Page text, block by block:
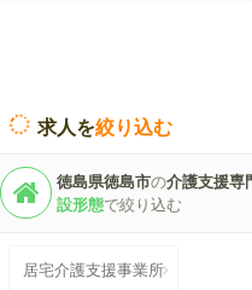
求人を絞り込む
徳島県徳島市の介護支援専
設形態で絞り込む
居宅介護支援事業所